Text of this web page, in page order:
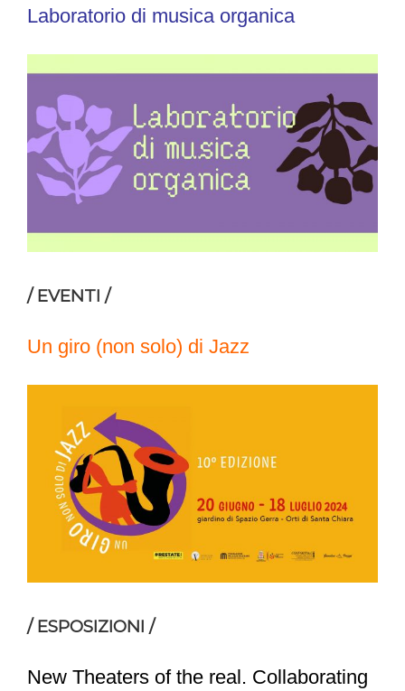
Laboratorio di musica organica
/ EVENTI /
Un giro (non solo) di Jazz
/ ESPOSIZIONI /
New Theaters of the real. Collaborating